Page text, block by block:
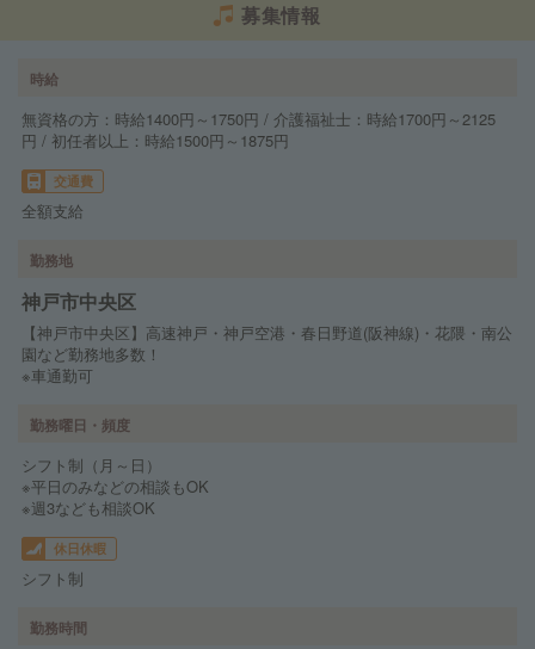
募集情報
時給
無資格の方：時給1400円～1750円 / 介護福祉士：時給1700円～2125
円 / 初任者以上：時給1500円～1875円
交通費
全額支給
勤務地
神戸市中央区
【神戸市中央区】高速神戸・神戸空港・春日野道(阪神線)・花隈・南公
園など勤務地多数！
※車通勤可
勤務曜日・頻度
シフト制（月～日）
※平日のみなどの相談もOK
※週3なども相談OK
休日休暇
シフト制
勤務時間